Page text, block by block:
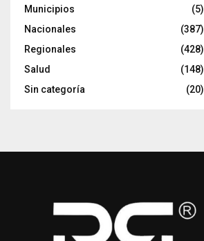
Municipios
(5)
Nacionales
(387)
Regionales
(428)
Salud
(148)
Sin categoría
(20)